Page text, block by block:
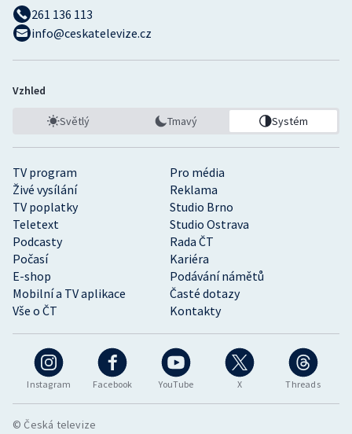
Instagram Facebook YouTube X Threads
TV program
Pro média
Živé vysílání
Reklama
TV poplatky
Studio Brno
Teletext
Studio Ostrava
Podcasty
Rada ČT
Počasí
Kariéra
E-shop
Podávání námětů
Mobilní a TV aplikace
Časté dotazy
Vše o ČT
Kontakty
261 136 113
info@ceskatelevize.cz
Vzhled
Světlý Tmavý Systém
© Česká televize